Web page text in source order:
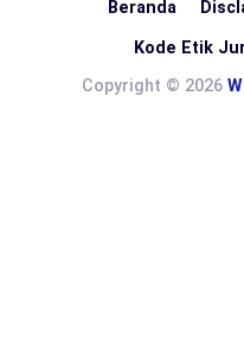
Beranda
Kode Etik
Copyright © 2026